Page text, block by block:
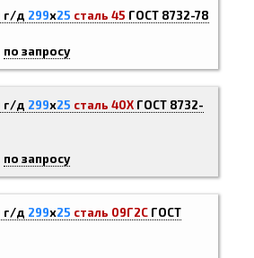
г/д 299х25 сталь 45 ГОСТ 8732-78
по запросу
г/д 299х25 сталь 40Х ГОСТ 8732-
по запросу
г/д 299х25 сталь 09Г2С ГОСТ